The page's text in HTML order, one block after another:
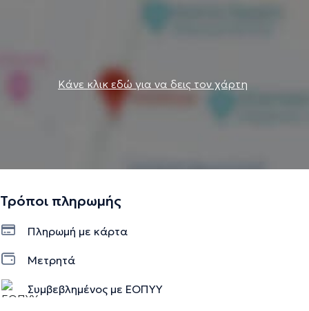
Κάνε κλικ εδώ για να δεις τον χάρτη
Τρόποι πληρωμής
Πληρωμή με κάρτα
Μετρητά
Συμβεβλημένος με ΕΟΠΥΥ